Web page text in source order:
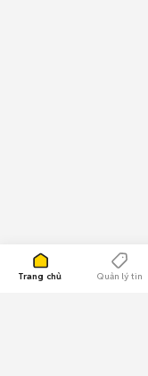
Trang chủ Quản lý tin